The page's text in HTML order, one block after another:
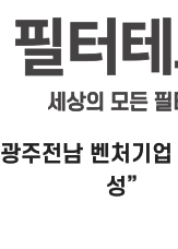
주전남 벤처기
성”